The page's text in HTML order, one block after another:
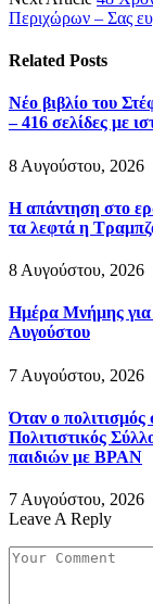
Περιχώρων – Σας
Related Posts
Νέο βιβλίο του
– 416 σελίδες με
8 Αυγούστου, 2026
Η απάντηση στο
τα λεφτά η
8 Αυγούστου, 2026
Ημέρα Μνήμης για
Αυγούστου
7 Αυγούστου, 2026
Όταν ο
Πολιτιστικός
παιδιών με BPAN
7 Αυγούστου, 2026
Leave A Reply